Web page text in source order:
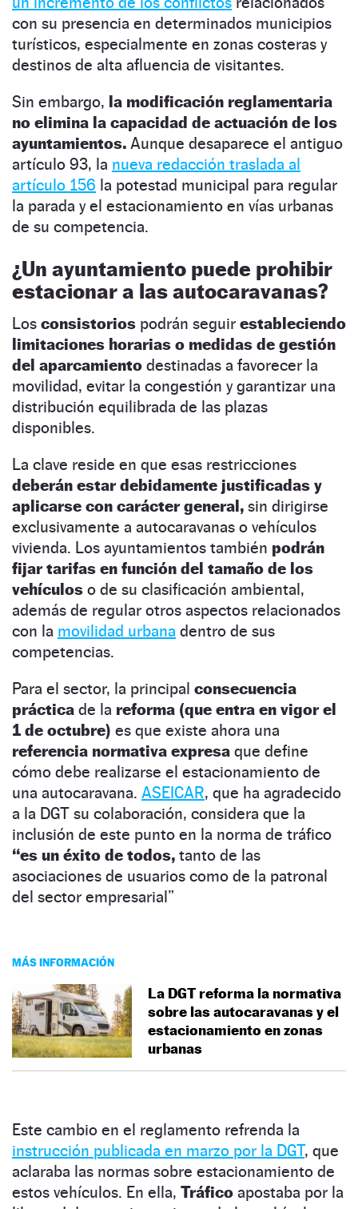
con su presencia en determinados municipios
turísticos, especialmente en zonas costeras y
destinos de alta afluencia de visitantes.
Sin embargo, la modificación reglamentaria
no elimina la capacidad de actuación de los
ayuntamientos. Aunque desaparece el antiguo
artículo 93, la nueva redacción traslada al
artículo 156 la potestad municipal para regular
la parada y el estacionamiento en vías urbanas
de su competencia.
¿Un ayuntamiento puede prohibir
estacionar a las autocaravanas?
Los consistorios podrán seguir estableciendo
limitaciones horarias o medidas de gestión
del aparcamiento destinadas a favorecer la
movilidad, evitar la congestión y garantizar una
distribución equilibrada de las plazas
disponibles.
La clave reside en que esas restricciones
deberán estar debidamente justificadas y
aplicarse con carácter general, sin dirigirse
exclusivamente a autocaravanas o vehículos
vivienda. Los ayuntamientos también podrán
fijar tarifas en función del tamaño de los
vehículos o de su clasificación ambiental,
además de regular otros aspectos relacionados
con la movilidad urbana dentro de sus
competencias.
Para el sector, la principal consecuencia
práctica de la reforma (que entra en vigor el
1 de octubre) es que existe ahora una
referencia normativa expresa que define
cómo debe realizarse el estacionamiento de
una autocaravana. ASEICAR, que ha agradecido
a la DGT su colaboración, considera que la
inclusión de este punto en la norma de tráfico
“es un éxito de todos, tanto de las
asociaciones de usuarios como de la patronal
del sector empresarial”
MÁS INFORMACIÓN
La DGT reforma la normativa
sobre las autocaravanas y el
estacionamiento en zonas
urbanas
Este cambio en el reglamento refrenda la
instrucción publicada en marzo por la DGT, que
aclaraba las normas sobre estacionamiento de
estos vehículos. En ella, Tráfico apostaba por la